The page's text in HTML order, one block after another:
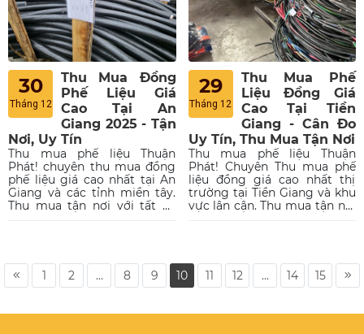
30
Tháng 12
Thu Mua Đồng
Phế Liệu Giá
Cao Tại An
Giang 2025 - Tận
Nơi, Uy Tín
Thu mua phế liệu Thuận
Phát! chuyên thu mua đồng
phế liệu giá cao nhất tại An
Giang và các tỉnh miền tây.
Thu mua tận nơi với tất cả
29
Tháng 12
Thu Mua Phế
Liệu Đồng Giá
Cao Tại Tiền
Giang - Cân Đo
Uy Tín, Thu Mua Tận Nơi
Thu mua phế liệu Thuận
Phát! Chuyên Thu mua phế
liệu đồng giá cao nhất thị
trường tại Tiền Giang và khu
vực lân cận. Thu mua tận nơi
1
2 ... 8 9 10 11 12 ... 14 15